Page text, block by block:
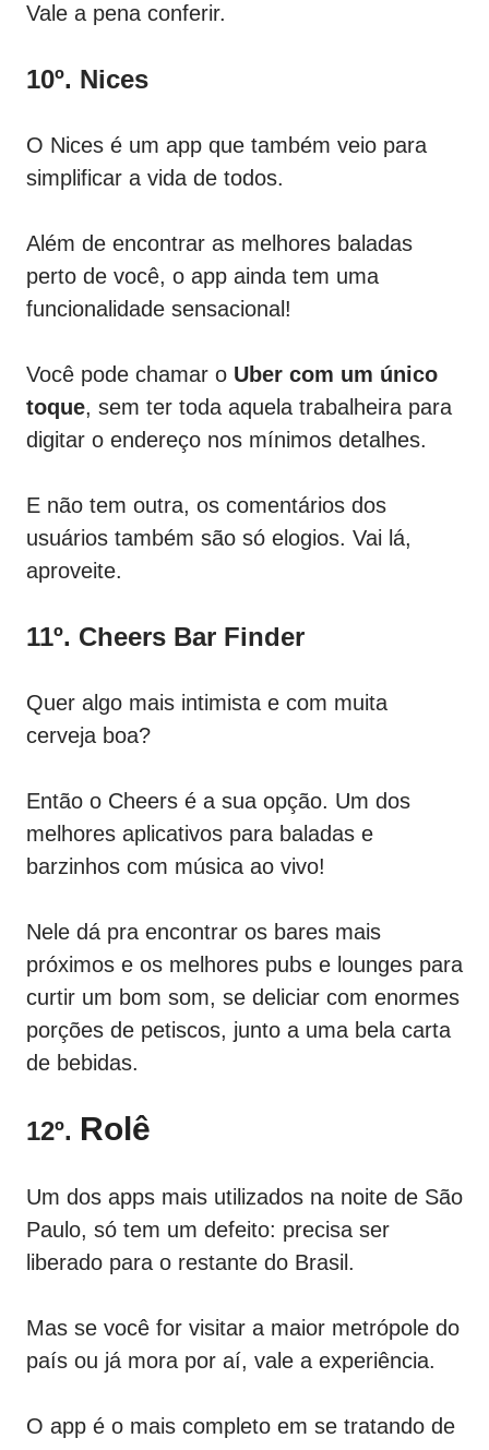
Vale a pena conferir.
10º. Nices
O Nices é um app que também veio para
simplificar a vida de todos.
Além de encontrar as melhores baladas
perto de você, o app ainda tem uma
funcionalidade sensacional!
Você pode chamar o Uber com um único
toque, sem ter toda aquela trabalheira para
digitar o endereço nos mínimos detalhes.
E não tem outra, os comentários dos
usuários também são só elogios. Vai lá,
aproveite.
11º. Cheers Bar Finder
Quer algo mais intimista e com muita
cerveja boa?
Então o Cheers é a sua opção. Um dos
melhores aplicativos para baladas e
barzinhos com música ao vivo!
Nele dá pra encontrar os bares mais
próximos e os melhores pubs e lounges para
curtir um bom som, se deliciar com enormes
porções de petiscos, junto a uma bela carta
de bebidas.
12º. Rolê
Um dos apps mais utilizados na noite de São
Paulo, só tem um defeito: precisa ser
liberado para o restante do Brasil.
Mas se você for visitar a maior metrópole do
país ou já mora por aí, vale a experiência.
O app é o mais completo em se tratando de